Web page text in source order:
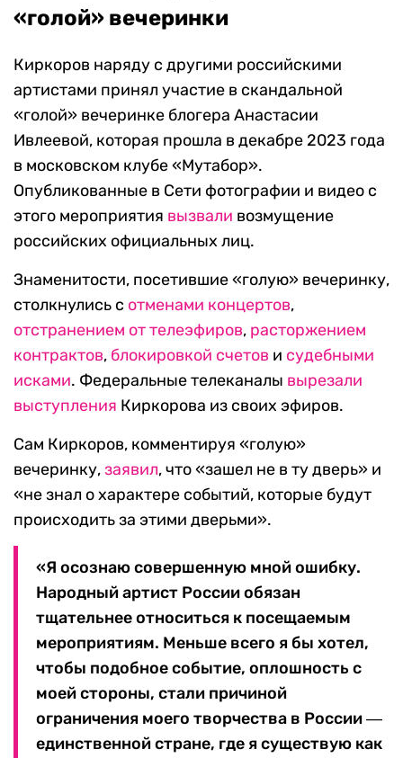
«голой» вечеринки
Киркоров наряду с другими российскими
артистами принял участие в скандальной
«голой» вечеринке блогера Анастасии
Ивлеевой, которая прошла в декабре 2023 года
в московском клубе «Мутабор».
Опубликованные в Сети фотографии и видео с
этого мероприятия вызвали возмущение
российских официальных лиц.
Знаменитости, посетившие «голую» вечеринку,
столкнулись с отменами концертов,
отстранением от телеэфиров, расторжением
контрактов, блокировкой счетов и судебными
исками. Федеральные телеканалы вырезали
выступления Киркорова из своих эфиров.
Сам Киркоров, комментируя «голую»
вечеринку,заявил, что «зашел не в ту дверь» и
«не знал о характере событий, которые будут
происходить за этими дверьми».
«Я осознаю совершенную мной ошибку.
Народный артист России обязан
тщательнее относиться к посещаемым
мероприятиям. Меньше всего я бы хотел,
чтобы подобное событие, оплошность с
моей стороны, стали причиной
ограничения моего творчества в России ―
единственной стране, где я существую как